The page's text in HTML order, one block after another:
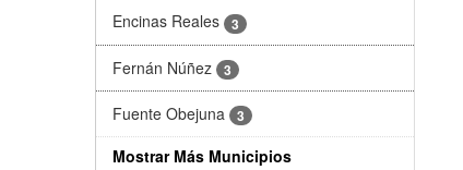
Encinas Reales 3
Fernán Núñez 3
Fuente Obejuna 3
Mostrar Más Municipios